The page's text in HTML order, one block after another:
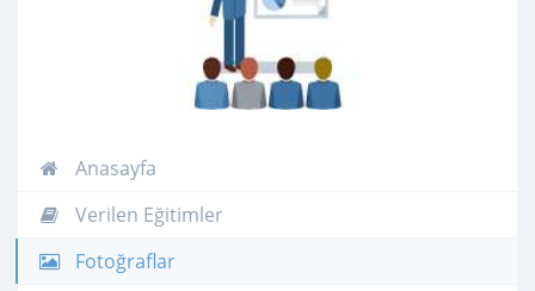
Anasayfa
Verilen Eğitimler
Fotoğraflar